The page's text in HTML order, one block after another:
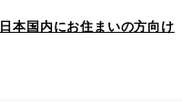
日本国内にお住まいの方向け